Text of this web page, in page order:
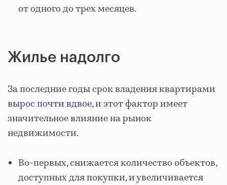
от одного до трех месяцев.
Жилье надолго
За последние годы срок владения квартирами
вырос почти вдвое, и этот фактор имеет
значительное влияние на рынок
недвижимости.
Во-первых, снижается количество объектов,
доступных для покупки, и увеличивается